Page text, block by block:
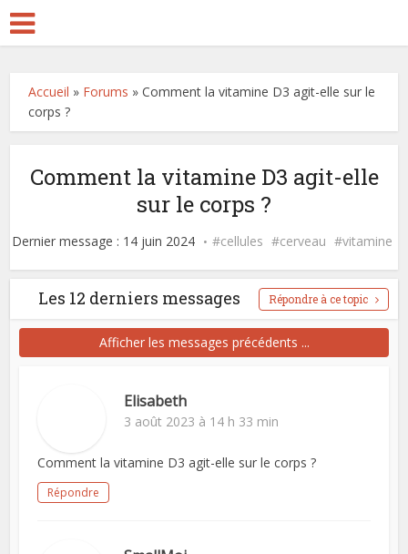
Accueil » Forums »Comment la vitamine D3 agit-elle sur le
corps ?
Comment la vitamine D3 agit-elle
sur le corps ?
Dernier message : 14 juin 2024 cellules cerveau vitamine
Les 12 derniers messages Répondre à ce topic
Afficher les messages précédents ...
Elisabeth
3 août 2023 à 14 h 33 min
Comment la vitamine D3 agit-elle sur le corps ?
Répondre